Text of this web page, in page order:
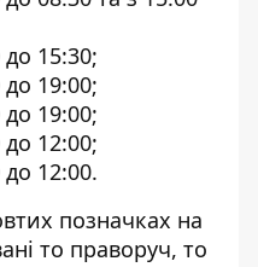
до 15:30;
до 19:00;
до 19:00;
до 12:00;
до 12:00.
позначках на
то праворуч, то